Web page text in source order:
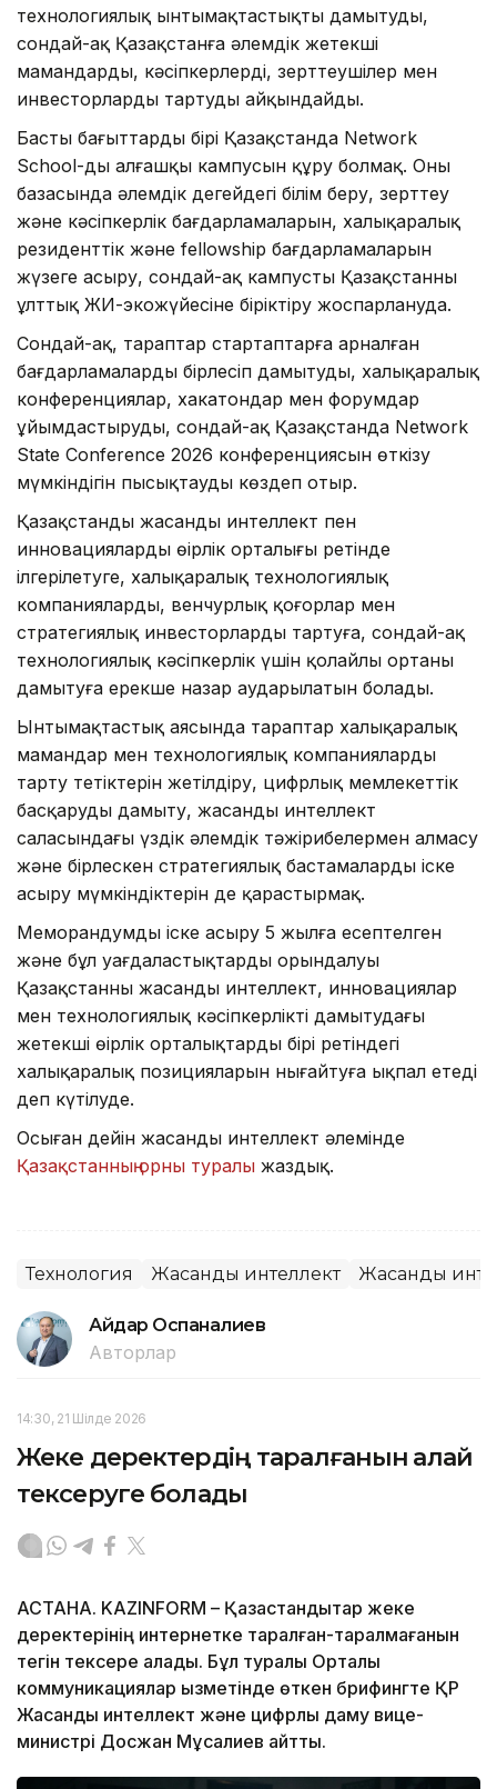
технологиялық ынтымақтастықты дамытуды,
сондай-ақ Қазақстанға әлемдік жетекші
мамандарды, кәсіпкерлерді, зерттеушілер мен
инвесторларды тартуды айқындайды.
Басты бағыттардың бірі Қазақстанда Network
School-дың алғашқы кампусын құру болмақ. Оның
базасында әлемдік деңгейдегі білім беру, зерттеу
және кәсіпкерлік бағдарламаларын, халықаралық
резиденттік және fellowship бағдарламаларын
жүзеге асыру, сондай-ақ кампусты Қазақстанның
ұлттық ЖИ-экожүйесіне біріктіру жоспарлануда.
Сондай-ақ, тараптар стартаптарға арналған
бағдарламаларды бірлесіп дамытуды, халықаралық
конференциялар, хакатондар мен форумдар
ұйымдастыруды, сондай-ақ Қазақстанда Network
State Conference 2026 конференциясын өткізу
мүмкіндігін пысықтауды көздеп отыр.
Қазақстанды жасанды интеллект пен
инновациялардың өңірлік орталығы ретінде
ілгерілетуге, халықаралық технологиялық
компанияларды, венчурлық қоғорлар мен
стратегиялық инвесторларды тартуға, сондай-ақ
технологиялық кәсіпкерлік үшін қолайлы ортаны
дамытуға ерекше назар аударылатын болады.
Ынтымақтастық аясында тараптар халықаралық
мамандар мен технологиялық компанияларды
тарту тетіктерін жетілдіру, цифрлық мемлекеттік
басқаруды дамыту, жасанды интеллект
саласындағы үздік әлемдік тәжірибелермен алмасу
және бірлескен стратегиялық бастамаларды іске
асыру мүмкіндіктерін де қарастырмақ.
Меморандумды іске асыру 5 жылға есептелген
және бұл уағдаластықтардың орындалуы
Қазақстанның жасанды интеллект, инновациялар
мен технологиялық кәсіпкерлікті дамытудағы
жетекші өңірлік орталықтардың бірі ретіндегі
халықаралық позицияларын нығайтуға ықпал етеді
деп күтілуде.
Осыған дейін жасанды интеллект әлемінде
Қазақстанның орны туралы жаздық.
Технология Жасанды интеллект Жасанды
Айдар Оспаналиев
Авторлар
14:30, 21 Шілде 2026
Жеке деректердің таралғанын қалай
тексеруге болады
АСТАНА. KAZINFORM – Қазақстандықтар жеке
деректерінің интернетке таралған-таралмағанын
тегін тексере алады. Бұл туралы Орталық
коммуникациялар қызметінде өткен брифингте ҚР
Жасанды интеллект және цифрлық даму вице-
министрі Досжан Мұсалиев айтты.